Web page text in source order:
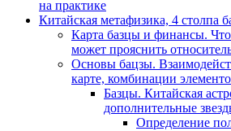
на практике
Китайская метафизика, 4 столпа
Карта базцы и финансы.
может прояснить
Основы бацзы.
карте, комбинации
Базцы. Китайская
дополнительные
Определение